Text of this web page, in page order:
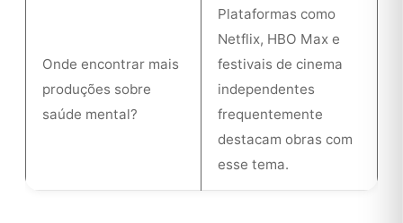
Onde encontrar mais
produções sobre
saúde mental?
Plataformas como
Netflix, HBO Max e
festivais de cinema
independentes
frequentemente
destacam obras com
esse tema.